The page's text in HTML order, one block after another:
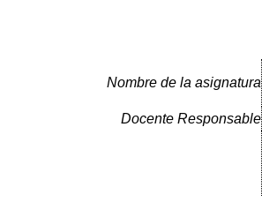
Nombre de la asignatura
Docente Responsable